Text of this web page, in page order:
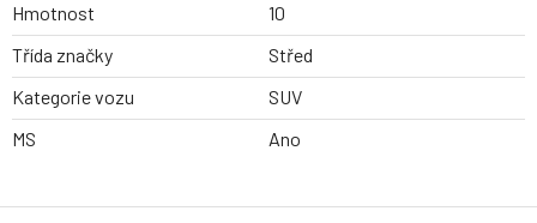
Hmotnost
10
Třída značky
Střed
Kategorie vozu
SUV
MS
Ano